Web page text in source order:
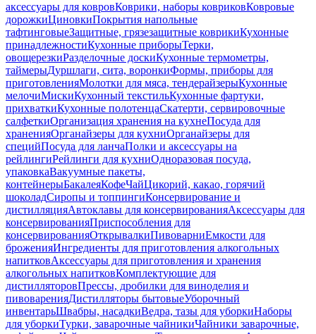
аксессуары для ковровКоврики, наборы ковриковКовровые
дорожкиЦиновкиПокрытия напольные
тафтинговыеЗащитные, грязезащитные коврикиКухонные
принадлежностиКухонные приборыТерки,
овощерезкиРазделочные доскиКухонные термометры,
таймерыДуршлаги, сита, воронкиФормы, приборы для
приготовленияМолотки для мяса, тендерайзерыКухонные
мелочиМискиКухонный текстильКухонные фартуки,
прихваткиКухонные полотенцаСкатерти, сервировочные
салфеткиОрганизация хранения на кухнеПосуда для
храненияОрганайзеры для кухниОрганайзеры для
специйПосуда для ланчаПолки и аксессуары на
рейлингиРейлинги для кухниОдноразовая посуда,
упаковкаВакуумные пакеты,
контейнерыБакалеяКофеЧайЦикорий, какао, горячий
шоколадСиропы и топпингиКонсервирование и
дистилляцияАвтоклавы для консервированияАксессуары для
консервированияПриспособления для
консервированияОткрывалкиПивоварниЕмкости для
броженияИнгредиенты для приготовления алкогольных
напитковАксессуары для приготовления и хранения
алкогольных напитковКомплектующие для
дистилляторовПрессы, дробилки для виноделия и
пивоваренияДистилляторы бытовыеУборочный
инвентарьШвабры, насадкиВедра, тазы для уборкиНаборы
для уборкиТурки, заварочные чайникиЧайники заварочные,